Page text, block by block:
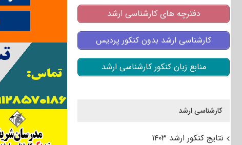
دفترچه های کارشناسی ارشد
کارشناسی ارشد بدون کنکور پردیس
منابع زبان کنکور کارشناسی ارشد
کارشناسی ارشد
نتایج کنکور ارشد ۱۴۰۳